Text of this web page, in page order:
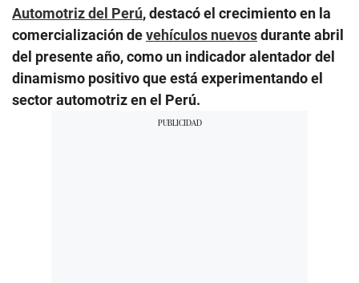
Automotriz del Perú, destacó el crecimiento en la
comercialización devehículos nuevosdurante abril
del presente año, como un indicador alentador del
dinamismo positivo que está experimentando el
sector automotriz en el Perú.